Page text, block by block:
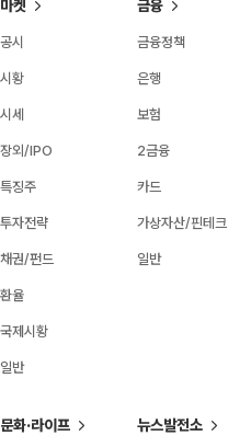
마켓
공시
시황
시세
장외/IPO
특징주
투자전략
채권/펀드
환율
국제시황
일반
금융
금융정책
은행
보험
2금융
카드
가상자산/핀테크
일반
문화·라이프 뉴스발전소